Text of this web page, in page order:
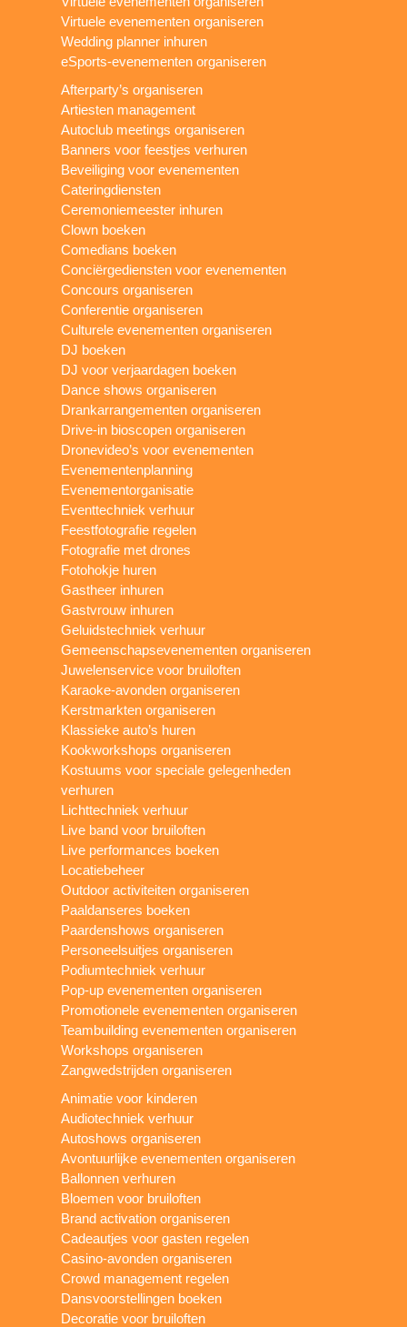
Virtuele evenementen organiseren
Wedding planner inhuren
eSports-evenementen organiseren
Afterparty’s organiseren
Artiesten management
Autoclub meetings organiseren
Banners voor feestjes verhuren
Beveiliging voor evenementen
Cateringdiensten
Ceremoniemeester inhuren
Clown boeken
Comedians boeken
Conciërgediensten voor evenementen
Concours organiseren
Conferentie organiseren
Culturele evenementen organiseren
DJ boeken
DJ voor verjaardagen boeken
Dance shows organiseren
Drankarrangementen organiseren
Drive-in bioscopen organiseren
Dronevideo’s voor evenementen
Evenementenplanning
Evenementorganisatie
Eventtechniek verhuur
Feestfotografie regelen
Fotografie met drones
Fotohokje huren
Gastheer inhuren
Gastvrouw inhuren
Geluidstechniek verhuur
Gemeenschapsevenementen organiseren
Juwelenservice voor bruiloften
Karaoke-avonden organiseren
Kerstmarkten organiseren
Klassieke auto’s huren
Kookworkshops organiseren
Kostuums voor speciale gelegenheden
verhuren
Lichttechniek verhuur
Live band voor bruiloften
Live performances boeken
Locatiebeheer
Outdoor activiteiten organiseren
Paaldanseres boeken
Paardenshows organiseren
Personeelsuitjes organiseren
Podiumtechniek verhuur
Pop-up evenementen organiseren
Promotionele evenementen organiseren
Teambuilding evenementen organiseren
Workshops organiseren
Zangwedstrijden organiseren
Animatie voor kinderen
Audiotechniek verhuur
Autoshows organiseren
Avontuurlijke evenementen organiseren
Ballonnen verhuren
Bloemen voor bruiloften
Brand activation organiseren
Cadeautjes voor gasten regelen
Casino-avonden organiseren
Crowd management regelen
Dansvoorstellingen boeken
Decoratie voor bruiloften